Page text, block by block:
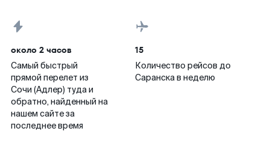
около 2 часов
Самый быстрый
прямой перелет из
Сочи (Адлер) туда и
обратно, найденный на
нашем сайте за
последнее время
15
Количество рейсов до
Саранска в неделю